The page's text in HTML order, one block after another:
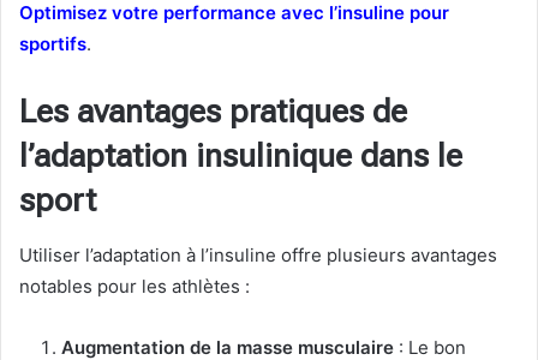
Optimisez votre performance avec l’insuline pour
sportifs.
Les avantages pratiques de
l’adaptation insulinique dans le
sport
Utiliser l’adaptation à l’insuline offre plusieurs avantages
notables pour les athlètes :
Augmentation de la masse musculaire : Le bon